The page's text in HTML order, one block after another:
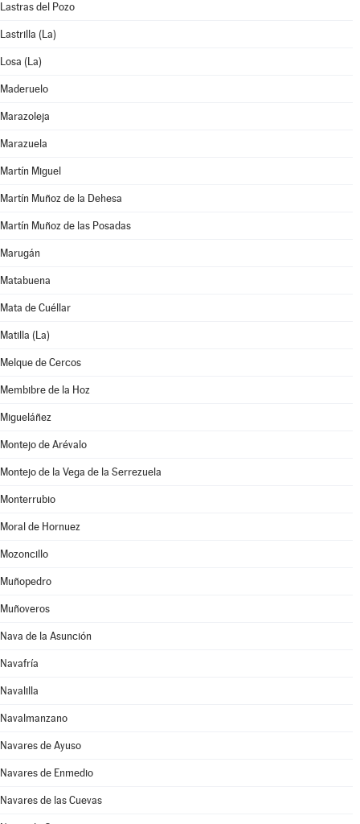
Lastras del Pozo
Lastrilla (La)
Losa (La)
Maderuelo
Marazoleja
Marazuela
Martín Miguel
Martín Muñoz de la Dehesa
Martín Muñoz de las Posadas
Marugán
Matabuena
Mata de Cuéllar
Matilla (La)
Melque de Cercos
Membibre de la Hoz
Migueláñez
Montejo de Arévalo
Montejo de la Vega de la Serrezuela
Monterrubio
Moral de Hornuez
Mozoncillo
Muñopedro
Muñoveros
Nava de la Asunción
Navafría
Navalilla
Navalmanzano
Navares de Ayuso
Navares de Enmedio
Navares de las Cuevas